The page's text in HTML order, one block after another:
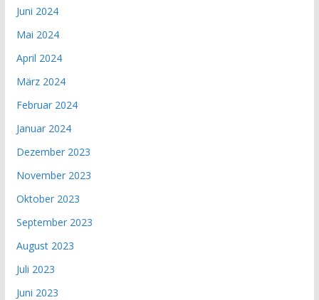
Juni 2024
Mai 2024
April 2024
März 2024
Februar 2024
Januar 2024
Dezember 2023
November 2023
Oktober 2023
September 2023
August 2023
Juli 2023
Juni 2023